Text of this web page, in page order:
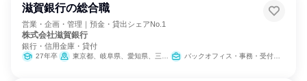
滋賀銀行の総合職
営業・企画・管理｜預金・貸出シェアNo.1
株式会社滋賀銀行
銀行・信用金庫・貸付
27年卒 東京都、岐阜県、愛知県、三重県、滋賀県、京都府、大阪府 バックオフィス・事務・受付、営業